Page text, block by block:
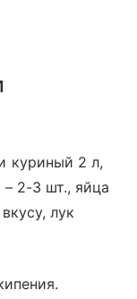
куриный 2 л,
2-3 шт., яйца
лук